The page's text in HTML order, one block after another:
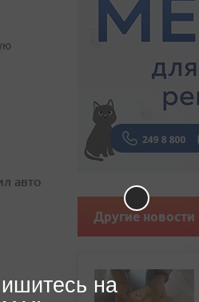
авто
Другие новости
на